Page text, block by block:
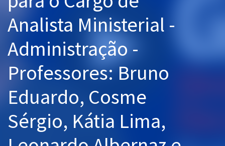
Questões grátis
Aprovados
Analista Ministerial -
Administração -
Professores: Bruno
Eduardo, Cosme
Sérgio, Kátia Lima,